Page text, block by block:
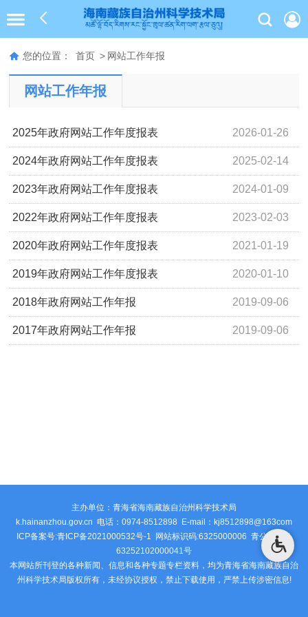
您的位置： 首页 > 网站工作年报
网站工作年报
2026-01-26
2025年政府网站工作年度报表
2025-02-14
2024年政府网站工作年度报表
2024-01-09
2023年政府网站工作年度报表
2023-02-03
2022年政府网站工作年度报表
2021-01-19
2020年政府网站工作年度报表
2020-01-10
2019年政府网站工作年度报表
2019-09-06
2018年政府网站工作年报
2019-09-06
2017年政府网站工作年报
主办单位：青海省海南藏族自治州科学技术局
k.hainanzhou.gov.cn 电话：0974-8512898 E-mail：kj8512898@163com
ICP备案号:青ICP备2021000532号-1 网站标识码:6325000006 青公安网备
63252102000041号
本网站所刊登的各种新闻、信息和各种专题专栏资料，均为青海省海南藏族自治
州科学技术局版权所有，未经协议授权，禁止下载使用，严禁上传涉密信息!